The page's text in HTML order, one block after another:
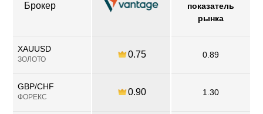
Брокер
показатель
рынка
XAUUSD
ЗОЛОТО 0.75 0.89
GBP/CHF
ФОРЕКС 0.90 1.30